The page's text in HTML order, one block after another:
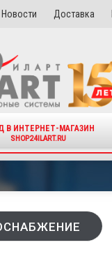
Новости Доставка
В ИНТЕРНЕТ-МАГАЗИН
SHOP24ILART.RU